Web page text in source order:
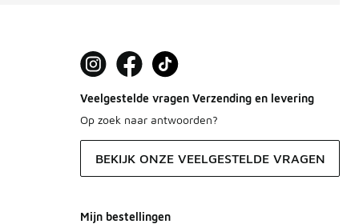
Veelgestelde vragen Verzending en levering
Op zoek naar antwoorden?
BEKIJK ONZE VEELGESTELDE VRAGEN
Mijn bestellingen